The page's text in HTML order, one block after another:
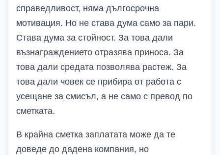
справедливост, няма дългосрочна
мотивация. Но не става дума само за пари.
Става дума за стойност. За това дали
възнаграждението отразява приноса. За
това дали средата позволява растеж. За
това дали човек се прибира от работа с
усещане за смисъл, а не само с превод по
сметката.
В крайна сметка заплатата може да те
доведе до дадена компания, но